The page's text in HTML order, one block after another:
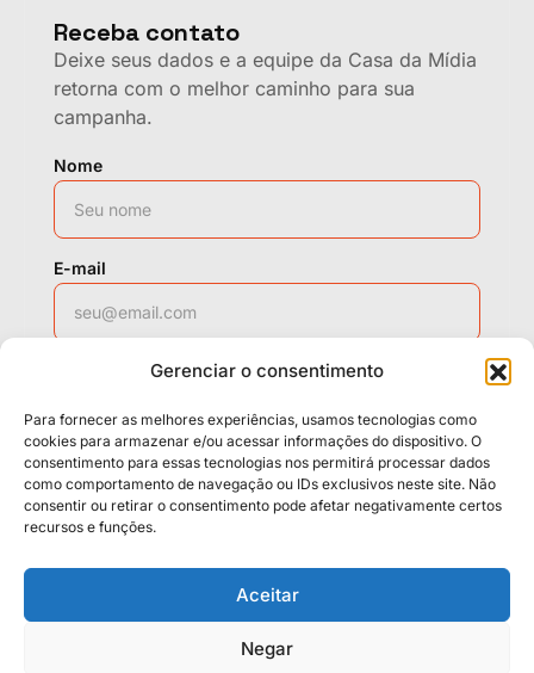
Gerenciar o consentimento
Para fornecer as melhores experiências, usamos tecnologias como
cookies para armazenar e/ou acessar informações do dispositivo. O
consentimento para essas tecnologias nos permitirá processar dados
como comportamento de navegação ou IDs exclusivos neste site. Não
consentir ou retirar o consentimento pode afetar negativamente certos
recursos e funções.
Aceitar
Negar
Receba contato
Deixe seus dados e a equipe da Casa da Mídia
retorna com o melhor caminho para sua
campanha.
Nome
E-mail
Solicitar contato
Políticas Cookies Termos